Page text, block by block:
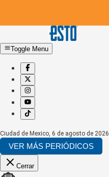
Toggle Menu
Ciudad de Mexico, 6 de agosto de 2026
VER MÁS PERIÓDICOS
Cerrar